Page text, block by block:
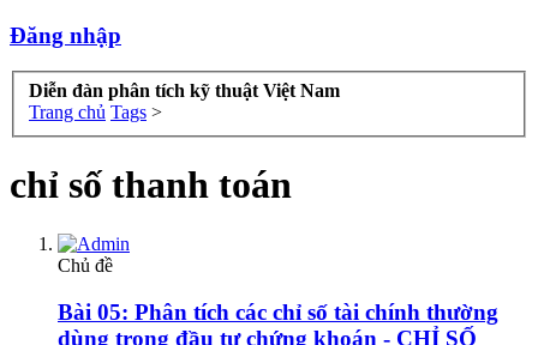
Đăng nhập
Diễn đàn phân tích kỹ thuật Việt Nam
Trang chủ Tags >
chỉ số thanh toán
Chủ đề
Bài 05: Phân tích các chỉ số tài chính thường
dùng trong đầu tư chứng khoán - CHỈ SỐ